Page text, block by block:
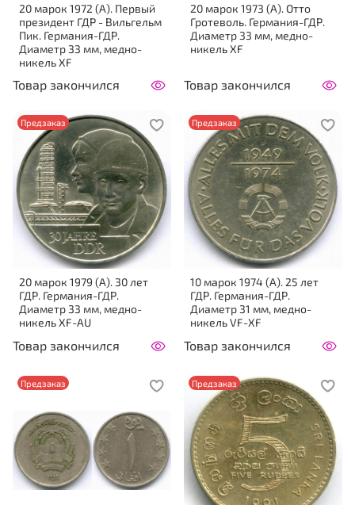
20 марок 1972 (A). Первый
президент ГДР - Вильгельм
Пик. Германия-ГДР.
Диаметр 33 мм, медно-
никель XF
Товар закончился
20 марок 1973 (A). Отто
Гротеволь. Германия-ГДР.
Диаметр 33 мм, медно-
никель XF
Товар закончился
Предзаказ
20 марок 1979 (A). 30 лет
ГДР. Германия-ГДР.
Диаметр 33 мм, медно-
никель XF-AU
Товар закончился
Предзаказ
10 марок 1974 (A). 25 лет
ГДР. Германия-ГДР.
Диаметр 31 мм, медно-
никель VF-XF
Товар закончился
Предзаказ Предзаказ